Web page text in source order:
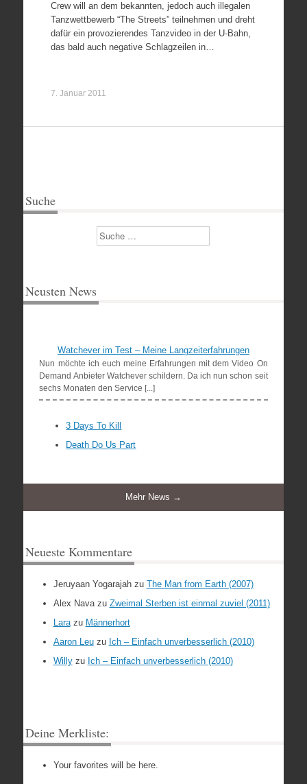
Crew will an dem bekannten, jedoch auch illegalen
Tanzwettbewerb “The Streets” teilnehmen und dreht
dafür ein provozierendes Tanzvideo in der U-Bahn,
das bald auch negative Schlagzeilen in…
7. Januar 2011
Suche
Suchen
Neusten News
Watchever im Test – Meine Langzeiterfahrungen
Nun möchte ich euch meine Erfahrungen mit dem Video On
Demand Anbieter Watchever schildern. Da ich nun schon seit
sechs Monaten den Service [...]
3 Days To Kill
Death Do Us Part
Mehr News →
Neueste Kommentare
Jeruyaan Yogarajahzu The Man from Earth (2007)
Alex Navazu Zweimal Sterben ist einmal zuviel (2011)
Larazu Männerhort
Aaron Leuzu Ich – Einfach unverbesserlich (2010)
Willyzu Ich – Einfach unverbesserlich (2010)
Deine Merkliste:
Your favorites will be here.